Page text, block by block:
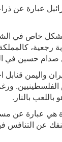
عبارة عن
خاص في
صدام حسين في
واليمن
الفلسطينيين.
بالنار.
هي عبارة
عن التنافس